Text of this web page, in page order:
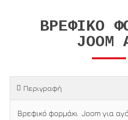
ΒΡΕΦΙΚΌ
JOOM
Περιγραφή
Βρεφικό φορμάκι Joom για